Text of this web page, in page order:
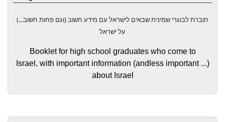
חוברת לבוגרי שמינית שבאים לישראל עם מידע חשוב (וגם פחות חשוב...)
על ישראל
Booklet for high school graduates who come to
Israel , with important information (and less important ...)
about Israel